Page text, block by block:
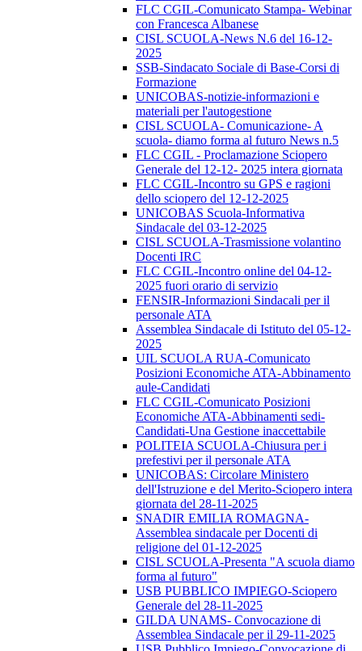
FLC CGIL-Comunicato Stampa- Webinar
con Francesca Albanese
CISL SCUOLA-News N.6 del 16-12-
2025
SSB-Sindacato Sociale di Base-Corsi di
Formazione
UNICOBAS-notizie-informazioni e
materiali per l'autogestione
CISL SCUOLA- Comunicazione- A
scuola- diamo forma al futuro News n.5
FLC CGIL - Proclamazione Sciopero
Generale del 12-12- 2025 intera giornata
FLC CGIL-Incontro su GPS e ragioni
dello sciopero del 12-12-2025
UNICOBAS Scuola-Informativa
Sindacale del 03-12-2025
CISL SCUOLA-Trasmissione volantino
Docenti IRC
FLC CGIL-Incontro online del 04-12-
2025 fuori orario di servizio
FENSIR-Informazioni Sindacali per il
personale ATA
Assemblea Sindacale di Istituto del 05-12-
2025
UIL SCUOLA RUA-Comunicato
Posizioni Economiche ATA-Abbinamento
aule-Candidati
FLC CGIL-Comunicato Posizioni
Economiche ATA-Abbinamenti sedi-
Candidati-Una Gestione inaccettabile
POLITEIA SCUOLA-Chiusura per i
prefestivi per il personale ATA
UNICOBAS: Circolare Ministero
dell'Istruzione e del Merito-Sciopero intera
giornata del 28-11-2025
SNADIR EMILIA ROMAGNA-
Assemblea sindacale per Docenti di
religione del 01-12-2025
CISL SCUOLA-Presenta "A scuola diamo
forma al futuro"
USB PUBBLICO IMPIEGO-Sciopero
Generale del 28-11-2025
GILDA UNAMS- Convocazione di
Assemblea Sindacale per il 29-11-2025